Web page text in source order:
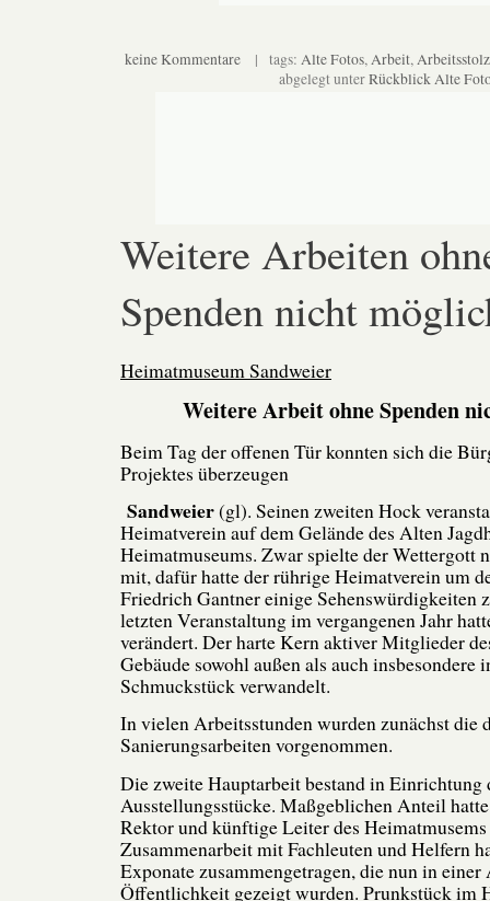
keine Kommentare | tags: Alte Fotos, Arbeit, Arbeitsstolz
abgelegt unterRückblick Alte
Weitere Arbeiten
Spenden nicht
Heimatmuseum Sandweier
Weitere Arbeit ohne Spenden
Beim Tag der offenen Tür konnten sich die
Projektes überzeugen
Sandweier(gl). Seinen zweiten Hock
Heimatverein auf dem Gelände des Alten
Heimatmuseums. Zwar spielte der Wettergott
mit, dafür hatte der rührige Heimatverein um
Friedrich Gantner einige Sehenswürdigkeiten
letzten Veranstaltung im vergangenen Jahr
verändert. Der harte Kern aktiver Mitglieder
Gebäude sowohl außen als auch insbesondere
Schmuckstück verwandelt.
In vielen Arbeitsstunden wurden zunächst die
Sanierungsarbeiten vorgenommen.
Die zweite Hauptarbeit bestand in Einrichtung
Ausstellungsstücke. Maßgeblichen Anteil
Rektor und künftige Leiter des
Zusammenarbeit mit Fachleuten und Helfern
Exponate zusammengetragen, die nun in
Öffentlichkeit gezeigt wurden. Prunkstück im